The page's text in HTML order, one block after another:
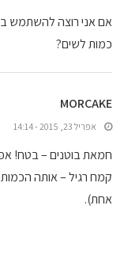
אם אני רוצה להשתמש
כמות לשים?
MORCAKE
אפריל 23, 2015 - 14:14
חמאת בוטנים – בטח!
אחת).